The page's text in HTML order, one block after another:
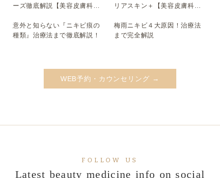
ーズ徹底解説【美容皮膚科
リアスキン＋【美容皮膚科医
▶
意外と知らない『ニキビ痕の
種類』治療法まで徹底解説！
▶
梅雨ニキビ４大原因！治療法
まで完全解説
WEB予約・カウンセリング →
FOLLOW US
Latest beauty medicine info on social